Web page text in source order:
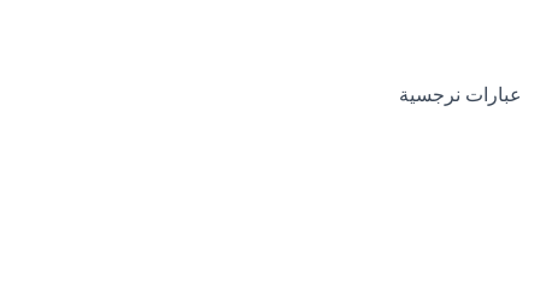
عبارات نرجسية